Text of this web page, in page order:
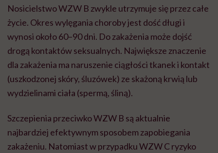
Nosicielstwo WZW B zwykle utrzymuje się przez całe
życie. Okres wylęgania choroby jest dość długi i
wynosi około 60–90 dni. Do zakażenia może dojść
drogą kontaktów seksualnych. Największe znaczenie
dla zakażenia ma naruszenie ciągłości tkanek i kontakt
(uszkodzonej skóry, śluzówek) ze skażoną krwią lub
wydzielinami ciała (spermą, śliną).
Szczepienia przeciwko WZW B są aktualnie
najbardziej efektywnym sposobem zapobiegania
zakażeniu. Natomiast w przypadku WZW C ryzyko